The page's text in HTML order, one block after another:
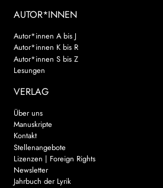
AUTOR*INNEN
Autor*innen A bis J
Autor*innen K bis R
Autor*innen S bis Z
Lesungen
VERLAG
Über uns
Manuskripte
Kontakt
Stellenangebote
Lizenzen | Foreign Rights
Newsletter
Jahrbuch der Lyrik